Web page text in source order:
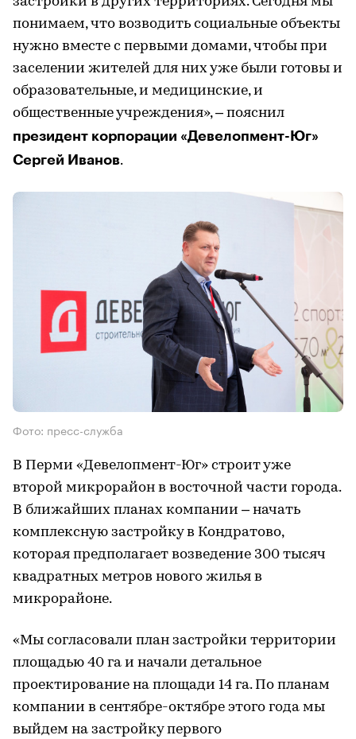
понимаем, что возводить социальные объекты
нужно вместе с первыми домами, чтобы при
заселении жителей для них уже были готовы и
образовательные, и медицинские, и
общественные учреждения», – пояснил
президент корпорации «Девелопмент-Юг»
Сергей Иванов.
Фото: пресс-служба
В Перми «Девелопмент-Юг» строит уже
второй микрорайон в восточной части города.
В ближайших планах компании – начать
комплексную застройку в Кондратово,
которая предполагает возведение 300 тысяч
квадратных метров нового жилья в
микрорайоне.
«Мы согласовали план застройки территории
площадью 40 га и начали детальное
проектирование на площади 14 га. По планам
компании в сентябре-октябре этого года мы
выйдем на застройку первого